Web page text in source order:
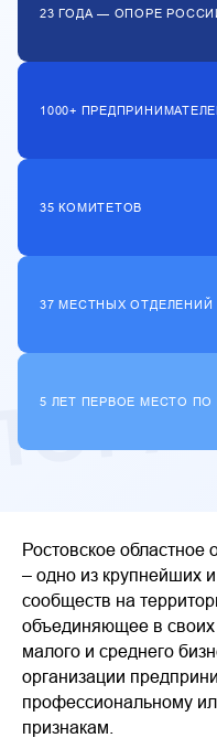
23 ГОДА — ОПОРЕ
1000+
35 КОМИТЕТОВ
37 МЕСТНЫХ ОТДЕЛЕНИЙ
5 ЛЕТ ПЕРВОЕ МЕСТО
Ростовское
– одно из крупнейших
сообществ на
объединяющее в своих
малого и среднего
организации
профессиональному
признакам.